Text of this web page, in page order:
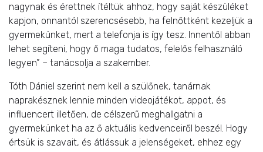
nagynak és érettnek ítéltük ahhoz, hogy saját készüléket
kapjon, onnantól szerencsésebb, ha felnőttként kezeljük a
gyermekünket, mert a telefonja is így tesz. Innentől abban
lehet segíteni, hogy ő maga tudatos, felelős felhasználó
legyen” – tanácsolja a szakember.
Tóth Dániel szerint nem kell a szülőnek, tanárnak
naprakésznek lennie minden videojátékot, appot, és
influencert illetően, de célszerű meghallgatni a
gyermekünket ha az ő aktuális kedvenceiről beszél. Hogy
értsük is szavait, és átlássuk a jelenségeket, ehhez egy